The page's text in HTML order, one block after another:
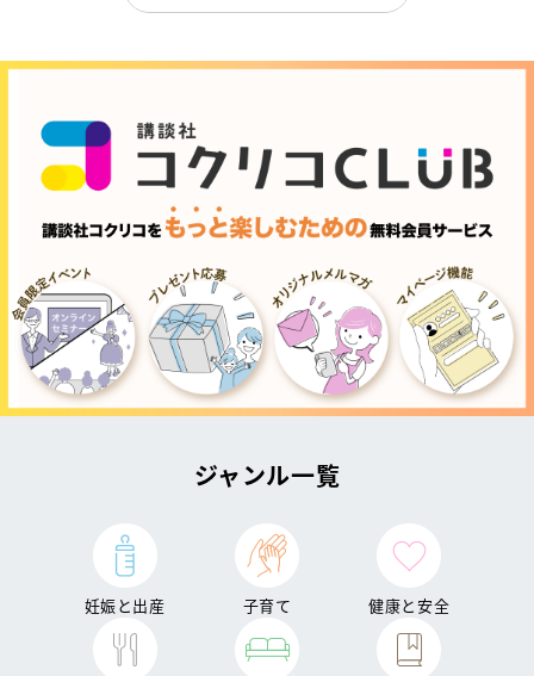
ジャンル一覧
妊娠と出産 子育て 健康と安全